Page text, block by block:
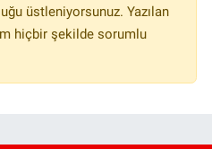
üstleniyorsunuz. Yazılan
hiçbir şekilde sorumlu